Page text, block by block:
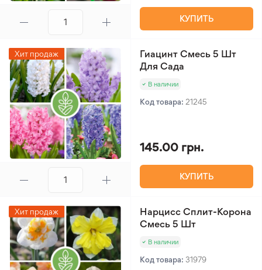
КУПИТЬ
Хит продаж
Гиацинт Смесь 5 Шт
Для Сада
В наличии
Код товара: 21245
145.00 грн.
КУПИТЬ
Хит продаж
Нарцисс Сплит-Корона
Смесь 5 Шт
В наличии
Код товара: 31979